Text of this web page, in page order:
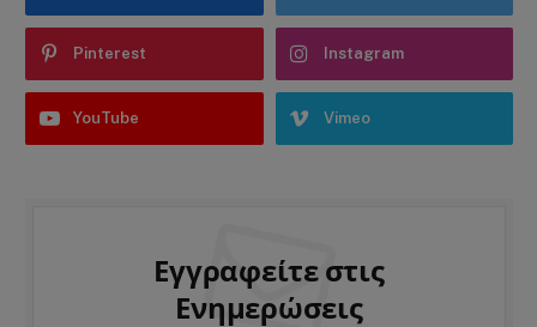
Pinterest Instagram
YouTube Vimeo
Εγγραφείτε στις
Ενημερώσεις